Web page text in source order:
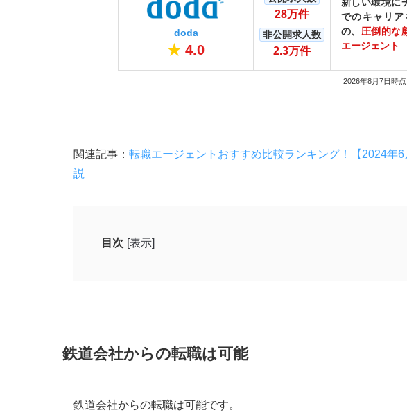
doda
★ 4.0
28万件
非公開求人数
2.3万件
でのキャリ
の、 圧倒的な
エージェント
2026年8月7日時点
関連記事： 転職エージェントおすすめ比較ランキング！【2024年
説
目次 [表示]
多様なキャリアパス
労働環境が厳しい
鉄道会社からの転職は可能
鉄道会社からの転職は可能です。